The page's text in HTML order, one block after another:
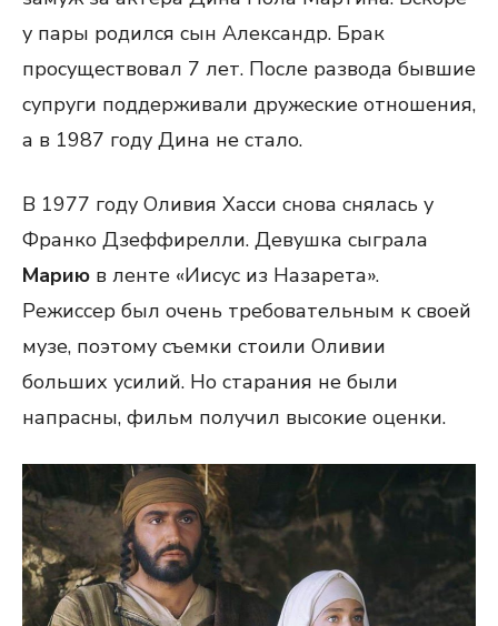
у пары родился сын Александр. Брак
просуществовал 7 лет. После развода бывшие
супруги поддерживали дружеские отношения,
а в 1987 году Дина не стало.
В 1977 году Оливия Хасси снова снялась у
Франко Дзеффирелли. Девушка сыграла
Марию в ленте «Иисус из Назарета».
Режиссер был очень требовательным к своей
музе, поэтому съемки стоили Оливии
больших усилий. Но старания не были
напрасны, фильм получил высокие оценки.